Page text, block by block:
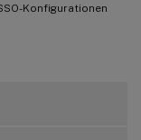
Konfigurationen